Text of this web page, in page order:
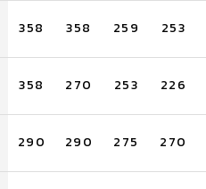
358 358 259 253
358 270 253 226
290 290 275 270